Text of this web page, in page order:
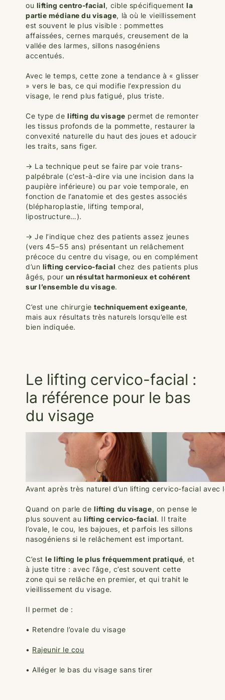
ou lifting centro-facial, cible spécifiquementla
partie médiane du visage, là où le vieillissement
est souvent le plus visible : pommettes
affaissées, cernes marqués, creusement de la
vallée des larmes, sillons nasogéniens
accentués.
Avec le temps, cette zone a tendance à « glisser
» vers le bas, ce qui modifie l’expression du
visage, le rend plus fatigué, plus triste.
Ce type delifting du visage permet de remonter
les tissus profonds de la pommette, restaurer la
convexité naturelle du haut des joues et adoucir
les traits, sans figer.
→ La technique peut se faire par voie trans-
palpébrale (c’est-à-dire via une incision dans la
paupière inférieure) ou par voie temporale, en
fonction de l’anatomie et des gestes associés
(blépharoplastie, lifting temporal,
lipostructure…).
→ Je l’indique chez des patients assez jeunes
(vers 45–55 ans) présentant un relâchement
précoce du centre du visage, ou en complément
d’un lifting cervico-facial chez des patients plus
âgés, pourun résultat harmonieux et cohérent
sur l’ensemble du visage.
C’est une chirurgietechniquement exigeante,
mais aux résultats très naturels lorsqu’elle est
bien indiquée.
Le lifting cervico-facial :
la référence pour le bas
du visage
Avant après très naturel d’un lifting cervico-facial avec
Quand on parle delifting du visage, on pense le
plus souvent au lifting cervico-facial. Il traite
l’ovale, le cou, les bajoues, et parfois les sillons
nasogéniens si le relâchement est important.
C’estle lifting le plus fréquemment pratiqué, et
à juste titre : avec l’âge, c’est souvent cette
zone qui se relâche en premier, et qui trahit le
vieillissement du visage.
Il permet de :
• Retendre l’ovale du visage
• Rajeunir le cou
• Alléger le bas du visage sans tirer